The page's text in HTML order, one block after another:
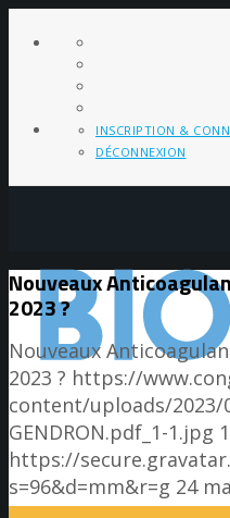
INSCRIPTION &
DÉCONNEXION
Nouveaux
2023 ?
Nouveaux
2023 ? https://
content/uploads/2023/
GENDRON.pdf_1-1.jpg
https://
s=96&d=mm&r=g 24